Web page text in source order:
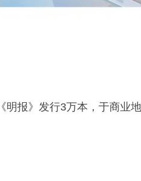
明报》发行3万本，于商业